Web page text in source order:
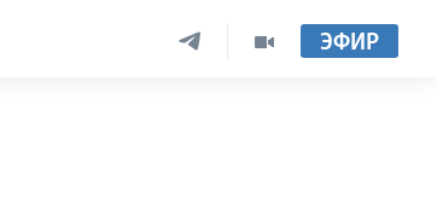
ЭФИР